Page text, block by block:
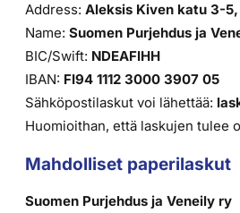
Address: Aleksis Kiven katu 3-
Name: Suomen Purjehdus ja
BIC/Swift: NDEAFIHH
IBAN: FI94 1112 3000 3907 05
Sähköpostilaskut voi lähettää:
Huomioithan, että laskujen tulee
Mahdolliset paperilaskut
Suomen Purjehdus ja Veneily ry